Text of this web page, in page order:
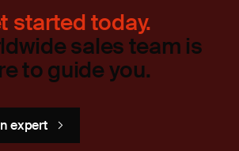
started today.
sales team is
to guide you.
expert